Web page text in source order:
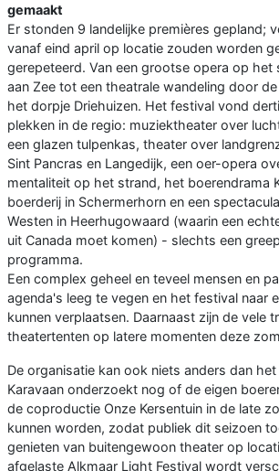
gemaakt
Er stonden 9 landelijke premières gepland;
vanaf eind april op locatie zouden worden
gerepeteerd. Van een grootse opera op het
aan Zee tot een theatrale wandeling door
het dorpje Driehuizen. Het festival vond
plekken in de regio: muziektheater over
een glazen tulpenkas, theater over
Sint Pancras en Langedijk, een oer-opera
mentaliteit op het strand, het boerendrama
boerderij in Schermerhorn en een
Westen in Heerhugowaard (waarin een
uit Canada moet komen) - slechts een
programma.
Een complex geheel en teveel mensen en
agenda's leeg te vegen en het festival naar
kunnen verplaatsen. Daarnaast zijn de vele
theatertenten op latere momenten deze
De organisatie kan ook niets anders dan
Karavaan onderzoekt nog of de eigen
de coproductie Onze Kersentuin in de late
kunnen worden, zodat publiek dit seizoen
genieten van buitengewoon theater op
afgelaste Alkmaar Light Festival wordt